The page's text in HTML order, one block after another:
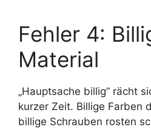
Fehler 4:
Material
„Hauptsache billig“ rächt
kurzer Zeit. Billige Farben
billige Schrauben rosten